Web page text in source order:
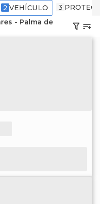
2 VEHÍCULO 3
- Palma de